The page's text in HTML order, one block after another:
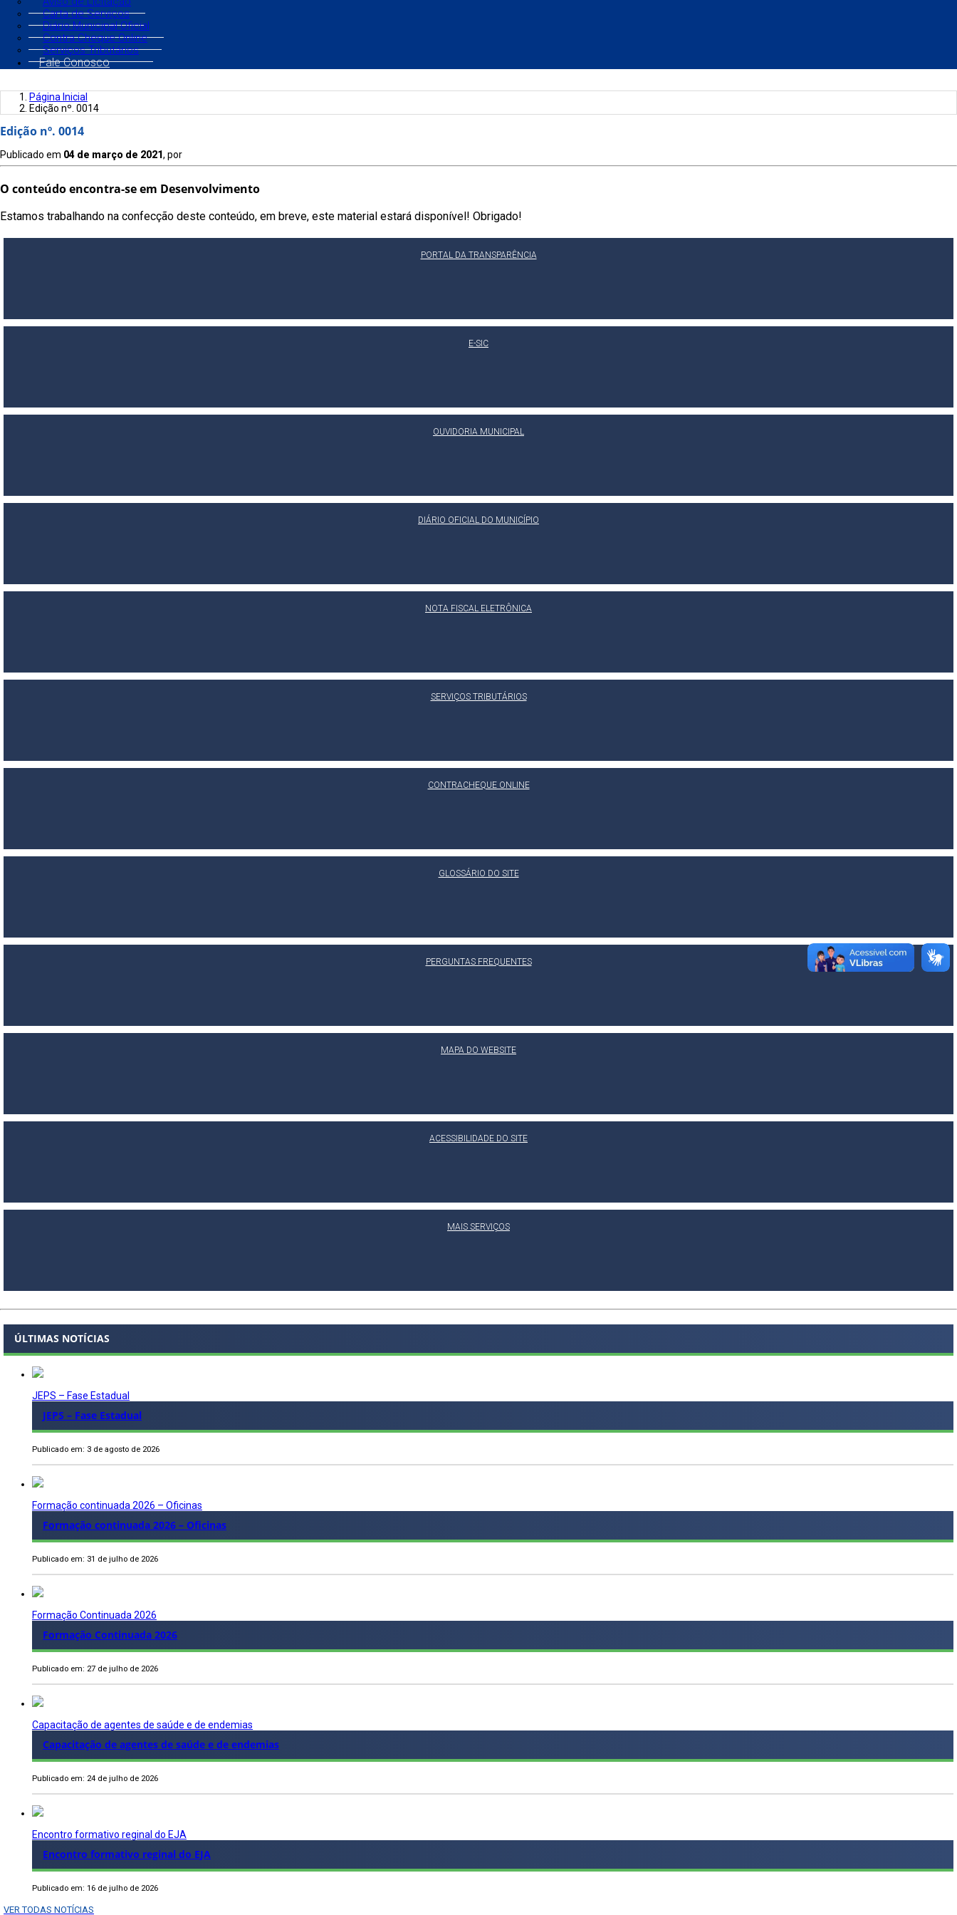
Carta de Serviços
Diário Municipal Oficial
Contra Cheque Online
Serviços Tributários
Fale Conosco
Página Inicial
Edição nº. 0014
Edição nº. 0014
Publicado em 04 de março de 2021, por
O conteúdo encontra-se em Desenvolvimento
Estamos trabalhando na confecção deste conteúdo, em breve, este material estará disponível! Obrigado!
PORTAL DA TRANSPARÊNCIA
E-SIC
OUVIDORIA MUNICIPAL
DIÁRIO OFICIAL DO MUNICÍPIO
NOTA FISCAL ELETRÔNICA
SERVIÇOS TRIBUTÁRIOS
CONTRACHEQUE ONLINE
GLOSSÁRIO DO SITE
PERGUNTAS FREQUENTES
MAPA DO WEBSITE
ACESSIBILIDADE DO SITE
MAIS SERVIÇOS
ÚLTIMAS NOTÍCIAS
JEPS – Fase Estadual
JEPS – Fase Estadual
Publicado em: 3 de agosto de 2026
Formação continuada 2026 – Oficinas
Formação continuada 2026 – Oficinas
Publicado em: 31 de julho de 2026
Formação Continuada 2026
Formação Continuada 2026
Publicado em: 27 de julho de 2026
Capacitação de agentes de saúde e de endemias
Capacitação de agentes de saúde e de endemias
Publicado em: 24 de julho de 2026
Encontro formativo reginal do EJA
Encontro formativo reginal do EJA
Publicado em: 16 de julho de 2026
VER TODAS NOTÍCIAS